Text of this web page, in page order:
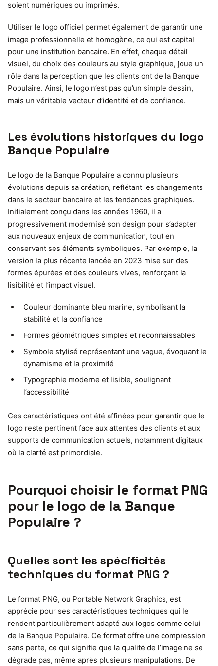
soient numériques ou imprimés.
Utiliser le logo officiel permet également de garantir une
image professionnelle et homogène, ce qui est capital
pour une institution bancaire. En effet, chaque détail
visuel, du choix des couleurs au style graphique, joue un
rôle dans la perception que les clients ont de la Banque
Populaire. Ainsi, le logo n’est pas qu’un simple dessin,
mais un véritable vecteur d’identité et de confiance.
Les évolutions historiques du logo
Banque Populaire
Le logo de la Banque Populaire a connu plusieurs
évolutions depuis sa création, reflétant les changements
dans le secteur bancaire et les tendances graphiques.
Initialement conçu dans les années 1960, il a
progressivement modernisé son design pour s’adapter
aux nouveaux enjeux de communication, tout en
conservant ses éléments symboliques. Par exemple, la
version la plus récente lancée en 2023 mise sur des
formes épurées et des couleurs vives, renforçant la
lisibilité et l’impact visuel.
Couleur dominante bleu marine, symbolisant la
stabilité et la confiance
Formes géométriques simples et reconnaissables
Symbole stylisé représentant une vague, évoquant le
dynamisme et la proximité
Typographie moderne et lisible, soulignant
l’accessibilité
Ces caractéristiques ont été affinées pour garantir que le
logo reste pertinent face aux attentes des clients et aux
supports de communication actuels, notamment digitaux
où la clarté est primordiale.
Pourquoi choisir le format PNG
pour le logo de la Banque
Populaire ?
Quelles sont les spécificités
techniques du format PNG ?
Le format PNG, ou Portable Network Graphics, est
apprécié pour ses caractéristiques techniques qui le
rendent particulièrement adapté aux logos comme celui
de la Banque Populaire. Ce format offre une compression
sans perte, ce qui signifie que la qualité de l’image ne se
dégrade pas, même après plusieurs manipulations. De